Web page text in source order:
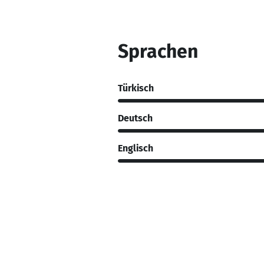
Sprachen
Türkisch
Deutsch
Englisch